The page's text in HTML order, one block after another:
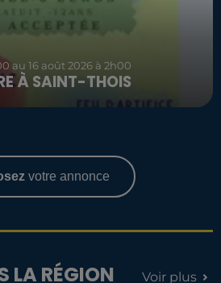
au 16 août 2026 à 2h00
À SAINT-THOIS
votre annonce
LA RÉGION Voir plus